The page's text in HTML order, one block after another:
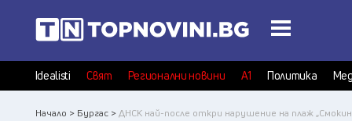
Idealisti Свят Регионални новини А1 Политика
Начало > Бургас > ДНСК най-после откри нарушение на плаж